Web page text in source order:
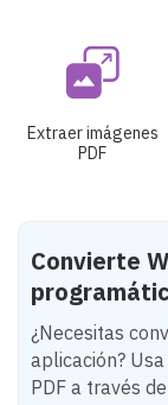
Extraer imágenes
PDF
Convierte
¿Necesitas
aplicación?
PDF a través